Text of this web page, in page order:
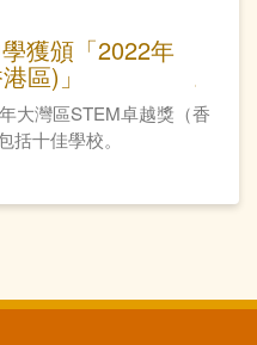
獲頒「2022年
區)」
大灣區STEM卓越獎（香
十佳學校。